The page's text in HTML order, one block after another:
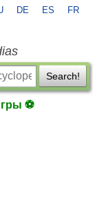
DE ES FR
Search!
⚽